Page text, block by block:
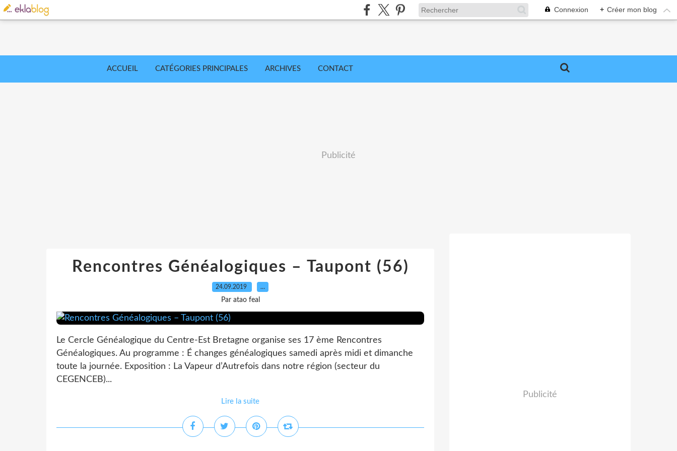
Connexion + Créer mon blog
ACCUEIL CATÉGORIES PRINCIPALES ARCHIVES CONTACT
Publicité
Rencontres Généalogiques – Taupont (56)
24.09.2019 …
Par atao feal
Le Cercle Généalogique du Centre-Est Bretagne organise ses 17 ème Rencontres
Généalogiques. Au programme : É changes généalogiques samedi après midi et dimanche
toute la journée. Exposition : La Vapeur d’Autrefois dans notre région (secteur du
CEGENCEB)...
Lire la suite
Publicité